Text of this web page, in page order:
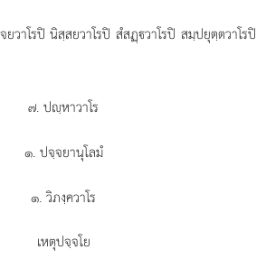
วาโรปิ นิสฺสยวาโรปิ สํสฏฺวาโรปิ สมฺปยุตฺตวาโรปิ
๗. ปฺหาวาโร
๑. ปจฺจยานุโลมํ
๑. วิภงฺควาโร
เหตุปจฺจโย